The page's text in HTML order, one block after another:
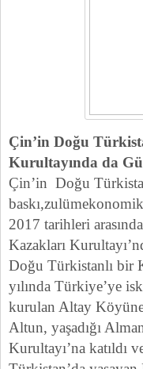
Çin’in Doğu
Kurultayında da
Çin’in Doğu
2017 tarihleri
Kazakları
Doğu Türkistanlı bir
yılında Türkiye’ye
kurulan Altay
Altun, yaşadığı
Kurultayı’na katıldı